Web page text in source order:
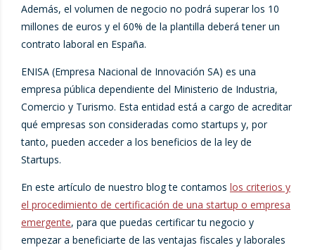
Además, el volumen de negocio no podrá superar los 10
millones de euros y el 60% de la plantilla deberá tener un
contrato laboral en España.
ENISA (Empresa Nacional de Innovación SA) es una
empresa pública dependiente del Ministerio de Industria,
Comercio y Turismo. Esta entidad está a cargo de acreditar
qué empresas son consideradas como startups y, por
tanto, pueden acceder a los beneficios de la ley de
Startups.
En este artículo de nuestro blog te contamos los criterios y
el procedimiento de certificación de una startup o empresa
emergente, para que puedas certificar tu negocio y
empezar a beneficiarte de las ventajas fiscales y laborales